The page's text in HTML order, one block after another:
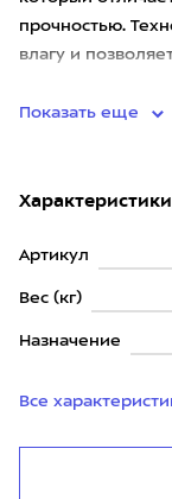
прочностью.
влагу и
Показать еще
Характеристики
Артикул
Вес (кг)
Назначение
Все